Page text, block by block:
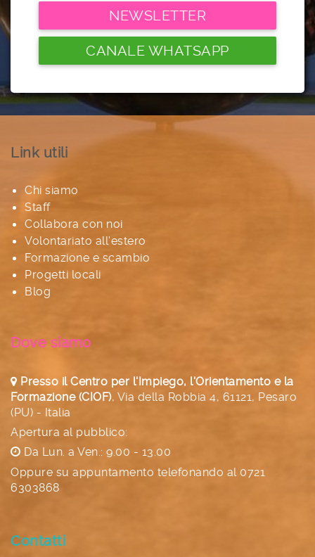
NEWSLETTER
CANALE WHATSAPP
Link utili
Chi siamo
Staff
Collabora con noi
Volontariato all'estero
Formazione e scambio
Progetti locali
Blog
Dove siamo
Presso il Centro per l'Impiego, l'Orientamento e la
Formazione (CIOF), Via della Robbia 4, 61121, Pesaro
(PU) - Italia
Apertura al pubblico:
Da Lun. a Ven.: 9.00 - 13.00
Oppure su appuntamento telefonando al 0721
6303868
Contatti